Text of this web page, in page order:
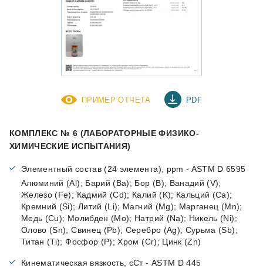
ПРИМЕР ОТЧЕТА PDF
КОМПЛЕКС № 6 (ЛАБОРАТОРНЫЕ ФИЗИКО-
ХИМИЧЕСКИЕ ИСПЫТАНИЯ)
Элементный состав (24 элемента), ppm - ASTM D 6595
Алюминий (Al); Барий (Ba); Бор (B); Ванадий (V);
Железо (Fe); Кадмий (Cd); Калий (K); Кальций (Ca);
Кремний (Si); Литий (Li); Магний (Mg); Марганец (Mn);
Медь (Cu); Молибден (Mo); Натрий (Na); Никель (Ni);
Олово (Sn); Свинец (Pb); Серебро (Ag); Сурьма (Sb);
Титан (Ti); Фосфор (P); Хром (Cr); Цинк (Zn)
Кинематическая вязкость, сСт - ASTM D 445